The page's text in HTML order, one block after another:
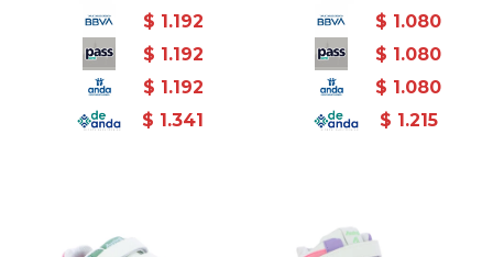
$ 1.192
$ 1.192
$ 1.192
$ 1.341
$ 1.080
$ 1.080
$ 1.080
$ 1.215